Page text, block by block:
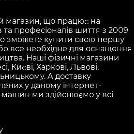
магазин, що працює на
та професіоналів шиття з 2009
зможете купити свою першу
все необхідне для оснащення
Наші фізичні магазини
Києві, Харкові, Львові,
А доставку
у даному інтернет-
ми здійснюємо у всі